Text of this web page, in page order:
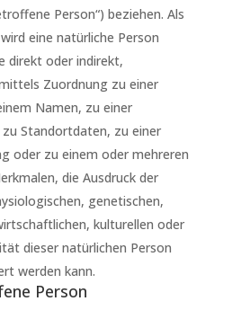
Person“) beziehen. Als
eine natürliche Person
direkt oder indirekt,
Zuordnung zu einer
Namen, zu einer
Standortdaten, zu einer
oder zu einem oder mehreren
die Ausdruck der
genetischen,
kulturellen oder
dieser natürlichen Person
werden kann.
Person